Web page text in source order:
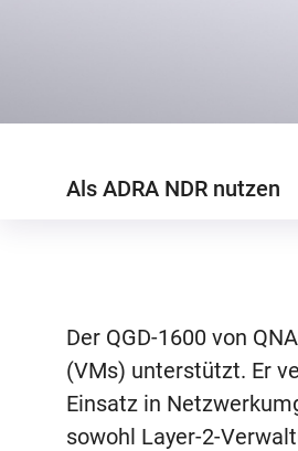
Als ADRA NDR nutzen
Der QGD-1600 von
(VMs) unterstützt. Er
Einsatz in
sowohl Layer-2-